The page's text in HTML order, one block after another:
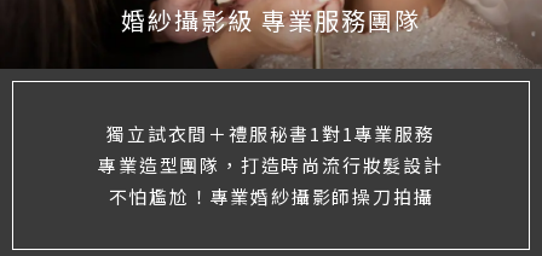
婚紗攝影級 專業服務團隊
獨立試衣間＋禮服秘書1對1專業服務
專業造型團隊，打造時尚流行妝髮設計
不怕尷尬！專業婚紗攝影師操刀拍攝